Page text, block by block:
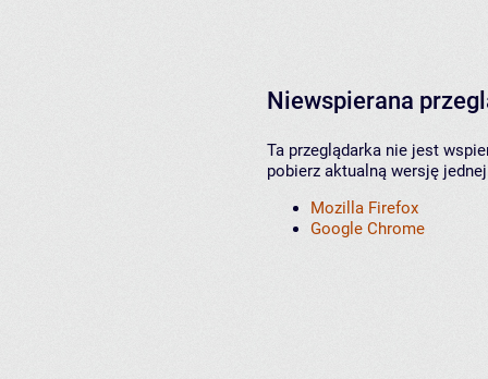
Niewspierana
Ta przeglądarka nie jest
pobierz aktualną wersję
Mozilla Firefox
Google Chrome